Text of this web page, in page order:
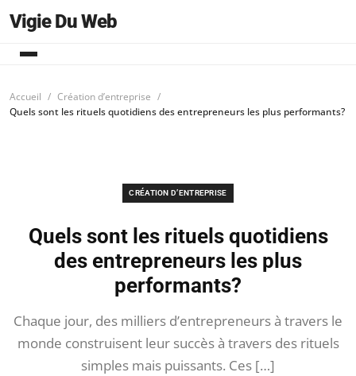
Vigie Du Web
Accueil
Création d’entreprise
Quels sont les rituels quotidiens des entrepreneurs les plus performants?
CRÉATION D’ENTREPRISE
Quels sont les rituels quotidiens
des entrepreneurs les plus
performants?
Chaque jour, des milliers d’entrepreneurs à travers le
monde construisent leur succès à travers des rituels
simples mais puissants. Ces […]